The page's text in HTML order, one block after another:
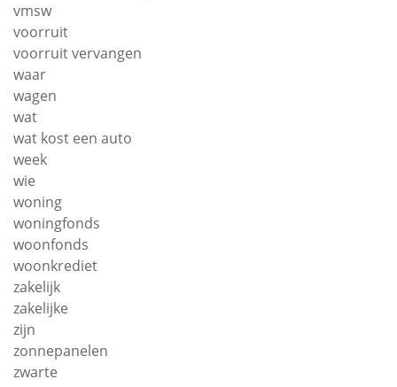
vmsw
voorruit
voorruit vervangen
waar
wagen
wat
wat kost een auto
week
wie
woning
woningfonds
woonfonds
woonkrediet
zakelijk
zakelijke
zijn
zonnepanelen
zwarte